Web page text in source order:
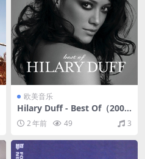
欧美音乐
Hilary Duff - Best Of（200
8/FLAC/分轨/454M）
2 年前 49 3